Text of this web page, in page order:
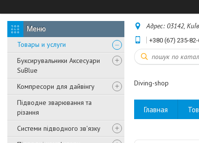
Товары и услуги
Буксирувальники Аксесуари
SuBlue
Компресори для дайвінгу
Підводне зварювання та
різання
Системи підводного зв'язку
Адрес: 03142,
+380 (67) 235-
Diving-shop
Главная